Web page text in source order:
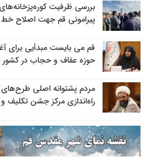
پیرامونی قم جهت اصلاح
قم می بایست مبدأیی برای
حوزه عفاف و حجاب در کشور
مردم پشتوانه اصلی
راه‌اندازی مرکز جشن تکلیف